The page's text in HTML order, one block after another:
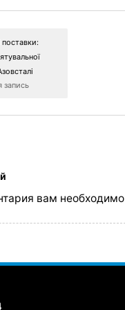
поставки:
вам необходимо